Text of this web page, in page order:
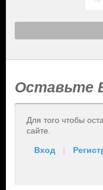
Оставьте
Для того чтобы
сайте.
Вход |